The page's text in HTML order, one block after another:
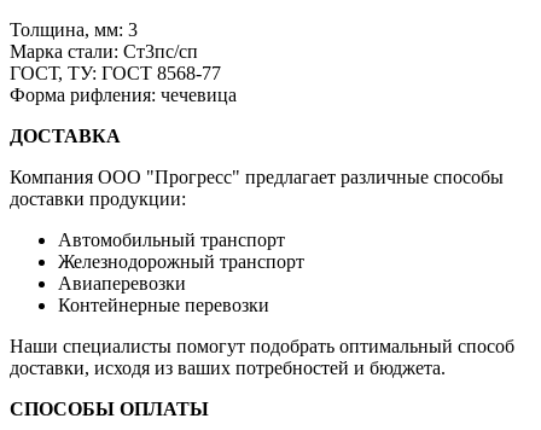
Толщина, мм: 3
Марка стали: Ст3пс/сп
ГОСТ, ТУ: ГОСТ 8568-77
Форма рифления: чечевица
ДОСТАВКА
Компания OOO "Прогресс" предлагает различные способы
доставки продукции:
Автомобильный транспорт
Железнодорожный транспорт
Авиаперевозки
Контейнерные перевозки
Наши специалисты помогут подобрать оптимальный способ
доставки, исходя из ваших потребностей и бюджета.
СПОСОБЫ ОПЛАТЫ